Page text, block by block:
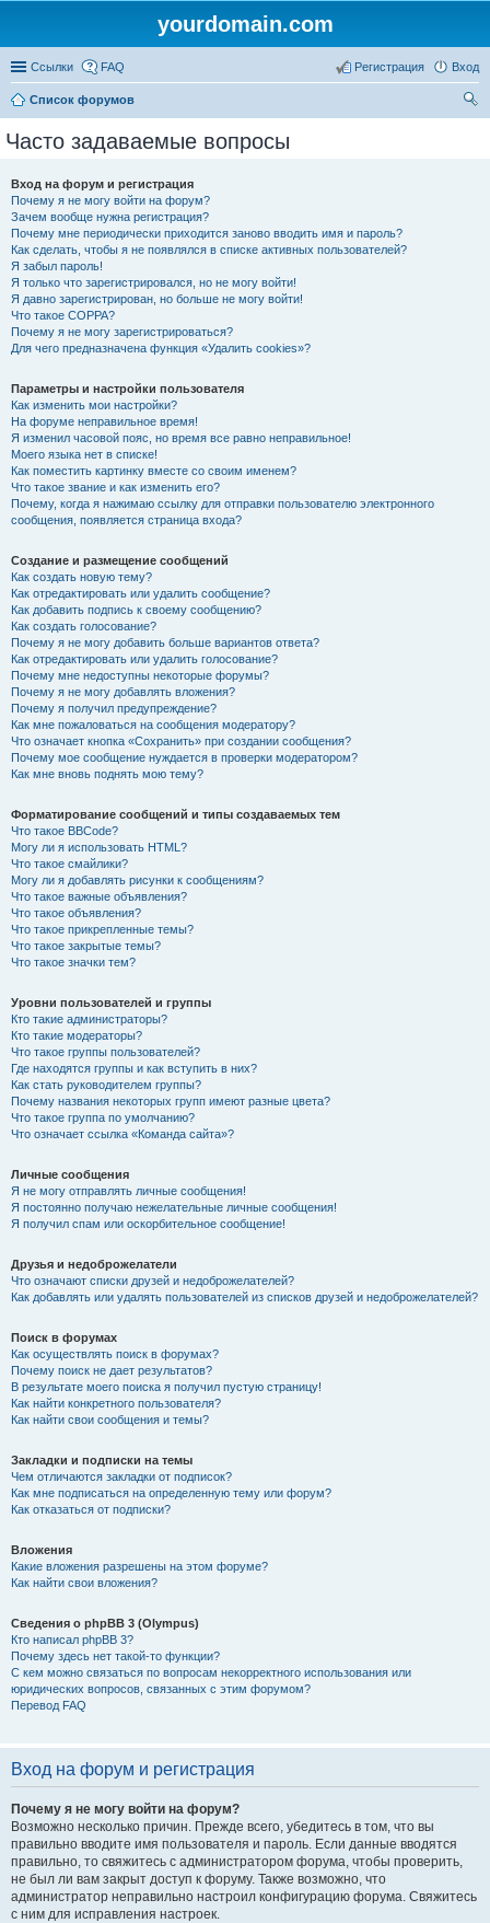
yourdomain.com
Ссылки FAQ Вход
Регистрация
Список форумов
Часто задаваемые вопросы
Вход на форум и регистрация
Почему я не могу войти на форум?
Зачем вообще нужна регистрация?
Почему мне периодически приходится заново вводить имя и пароль?
Как сделать, чтобы я не появлялся в списке активных пользователей?
Я забыл пароль!
Я только что зарегистрировался, но не могу войти!
Я давно зарегистрирован, но больше не могу войти!
Что такое COPPA?
Почему я не могу зарегистрироваться?
Для чего предназначена функция «Удалить cookies»?
Параметры и настройки пользователя
Как изменить мои настройки?
На форуме неправильное время!
Я изменил часовой пояс, но время все равно неправильное!
Моего языка нет в списке!
Как поместить картинку вместе со своим именем?
Что такое звание и как изменить его?
Почему, когда я нажимаю ссылку для отправки пользователю электронного
сообщения, появляется страница входа?
Создание и размещение сообщений
Как создать новую тему?
Как отредактировать или удалить сообщение?
Как добавить подпись к своему сообщению?
Как создать голосование?
Почему я не могу добавить больше вариантов ответа?
Как отредактировать или удалить голосование?
Почему мне недоступны некоторые форумы?
Почему я не могу добавлять вложения?
Почему я получил предупреждение?
Как мне пожаловаться на сообщения модератору?
Что означает кнопка «Сохранить» при создании сообщения?
Почему мое сообщение нуждается в проверки модератором?
Как мне вновь поднять мою тему?
Форматирование сообщений и типы создаваемых тем
Что такое BBCode?
Могу ли я использовать HTML?
Что такое смайлики?
Могу ли я добавлять рисунки к сообщениям?
Что такое важные объявления?
Что такое объявления?
Что такое прикрепленные темы?
Что такое закрытые темы?
Что такое значки тем?
Уровни пользователей и группы
Кто такие администраторы?
Кто такие модераторы?
Что такое группы пользователей?
Где находятся группы и как вступить в них?
Как стать руководителем группы?
Почему названия некоторых групп имеют разные цвета?
Что такое группа по умолчанию?
Что означает ссылка «Команда сайта»?
Личные сообщения
Я не могу отправлять личные сообщения!
Я постоянно получаю нежелательные личные сообщения!
Я получил спам или оскорбительное сообщение!
Друзья и недоброжелатели
Что означают списки друзей и недоброжелателей?
Как добавлять или удалять пользователей из списков друзей и недоброжелателей?
Поиск в форумах
Как осуществлять поиск в форумах?
Почему поиск не дает результатов?
В результате моего поиска я получил пустую страницу!
Как найти конкретного пользователя?
Как найти свои сообщения и темы?
Закладки и подписки на темы
Чем отличаются закладки от подписок?
Как мне подписаться на определенную тему или форум?
Как отказаться от подписки?
Вложения
Какие вложения разрешены на этом форуме?
Как найти свои вложения?
Сведения о phpBB 3 (Olympus)
Кто написал phpBB 3?
Почему здесь нет такой-то функции?
С кем можно связаться по вопросам некорректного использования или
юридических вопросов, связанных с этим форумом?
Перевод FAQ
Вход на форум и регистрация
Почему я не могу войти на форум?
Возможно несколько причин. Прежде всего, убедитесь в том, что вы
правильно вводите имя пользователя и пароль. Если данные вводятся
правильно, то свяжитесь с администратором форума, чтобы проверить,
не был ли вам закрыт доступ к форуму. Также возможно, что
администратор неправильно настроил конфигурацию форума. Свяжитесь
с ним для исправления настроек.